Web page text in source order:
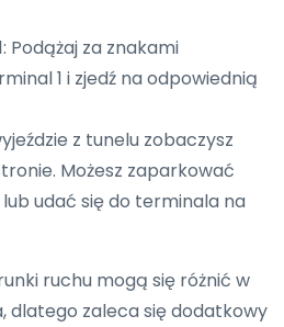
Podążaj za znakami
1 i zjedź na odpowiednią
z tunelu zobaczysz
Możesz zaparkować
udać się do terminala na
ruchu mogą się różnić w
dlatego zaleca się dodatkowy